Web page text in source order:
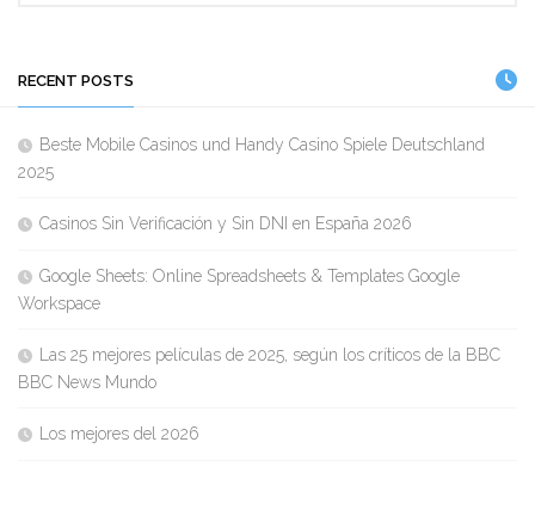
RECENT POSTS
Beste Mobile Casinos und Handy Casino Spiele Deutschland
2025
Casinos Sin Verificación y Sin DNI en España 2026
Google Sheets: Online Spreadsheets & Templates Google
Workspace
Las 25 mejores películas de 2025, según los críticos de la BBC
BBC News Mundo
Los mejores del 2026